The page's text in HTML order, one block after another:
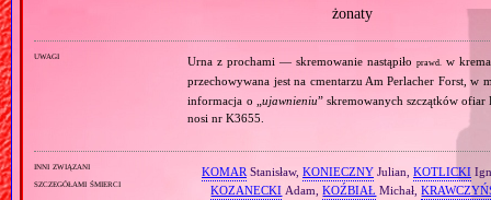
żonaty
uwagi Urna z prochami — skremowanie nastąpiłoprawd.
w
przechowywana jest na cmentarzu Am Perlacher Forst, w
informacja o „ ujawnieniu” skremowanych szczątków ofiar
nosi nr K3655.
inni związani
szczegółami śmierci
KOMAR Stanisław, KONIECZNYJulian, KOTLICKI
KOZANECKI Adam,KOŹBIAŁ Michał,